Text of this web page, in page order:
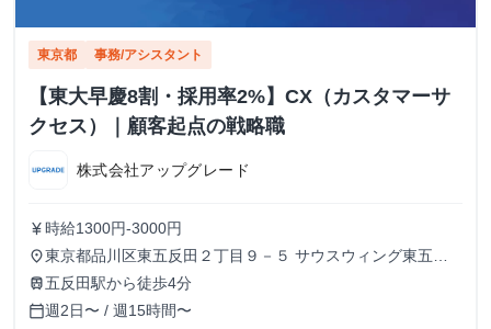
東京都 事務/アシスタント
【東大早慶8割・採用率2%】CX（カスタマーサ
クセス）｜顧客起点の戦略職
株式会社アップグレード
currency_yen 時給1300円-3000円
place東京都品川区東五反田２丁目９－５ サウスウィング東五反
田５階
train 五反田駅から徒歩4分
calendar_today週2日〜 / 週15時間〜